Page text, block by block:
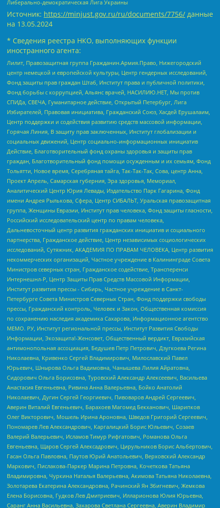
Либерально-демократическая Лига Украины
Источник: https://minjust.gov.ru/ru/documents/7756/ данные
на 13.05.2024
* Сведения реестра НКО, выполняющих функции
иностранного агента:
Лилит, Правозащитная группа Гражданин.Армия.Право, Нижегородский
центр немецкой и европейской культуры, Центр гендерных исследований,
Фонд защиты прав граждан Штаб, Институт права и публичной политики,
Фонд борьбы с коррупцией, Альянс врачей, НАСИЛИЮ.НЕТ, Мы против
СПИДа, СВЕЧА, Гуманитарное действие, Открытый Петербург, Лига
Избирателей, Правовая инициатива, Гражданский Союз, Хасдей Ерушалаим,
Центр поддержки и содействия развитию средств массовой информации,
Горячая Линия, В защиту прав заключенных, Институт глобализации и
социальных движений, Центр социально-информационных инициатив
Действие, Благотворительный фонд охраны здоровья и защиты прав
граждан, Благотворительный фонд помощи осужденным и их семьям, Фонд
Тольятти, Новое время, Серебряная тайга, Так-Так-Так, Сова, центр Анна,
Проект Апрель, Самарская губерния, Эра здоровья, Мемориал,
Аналитический Центр Юрия Левады, Издательство Парк Гагарина, Фонд
имени Андрея Рылькова, Сфера, Центр СИБАЛЬТ, Уральская правозащитная
группа, Женщины Евразии, Институт прав человека, Фонд защиты гласности,
Российский исследовательский центр по правам человека,
Дальневосточный центр развития гражданских инициатив и социального
партнерства, Гражданское действие, Центр независимых социологических
исследований, Сутяжник, АКАДЕМИЯ ПО ПРАВАМ ЧЕЛОВЕКА, Центр развития
некоммерческих организаций, Частное учреждение в Калининграде Совета
Министров северных стран, Гражданское содействие, Трансперенси
Интернешнл-Р, Центр Защиты Прав Средств Массовой Информации,
Институт развития прессы - Сибирь, Частное учреждение в Санкт-
Петербурге Совета Министров Северных Стран, Фонд поддержки свободы
прессы, Гражданский контроль, Человек и Закон, Общественная комиссия
по сохранению наследия академика Сахарова, Информационное агентство
МЕМО. РУ, Институт региональной прессы, Институт Развития Свободы
Информации, Экозащита!-Женсовет, Общественный вердикт, Евразийская
антимонопольная ассоциация, Бедушев Петр Петрович, Дзугкоева Регина
Николаевна, Кривенко Сергей Владимирович, Милославский Павел
Юрьевич, Шнырова Ольга Вадимовна, Чанышева Лилия Айратовна,
Сидорович Ольга Борисовна, Туровский Александр Алексеевич, Васильева
Анастасия Евгеньевна, Ривина Анна Валерьевна, Бойко Анатолий
Николаевич, Дугин Сергей Георгиевич, Пивоваров Андрей Сергеевич,
Аверин Виталий Евгеньевич, Барахоев Магомед Бекханович, Шарипков
Олег Викторович, Мошель Ирина Ароновна, Шведов Григорий Сергеевич,
Пономарев Лев Александрович, Каргалицкий Борис Юльевич, Созаев
Валерий Валерьевич, Исламов Тимур Рифгатович, Романова Ольга
Евгеньевна, Щаров Сергей Алексадрович, Цирульников Борис Альбертович,
Гасан Ольга Павловна, Паутов Юрий Анатольевич, Верховский Александр
Маркович, Пислакова-Паркер Марина Петровна, Кочеткова Татьяна
Владимировна, Чуркина Наталья Валерьевна, Акимова Татьяна Николаевна,
Золотарева Екатерина Александровна, Рачинский Ян Збигневич, Жемкова
Елена Борисовна, Гудков Лев Дмитриевич, Илларионова Юлия Юрьевна,
Саранг Анна Васильевна, Захарова Светлана Сергеевна, Аверин Владимир